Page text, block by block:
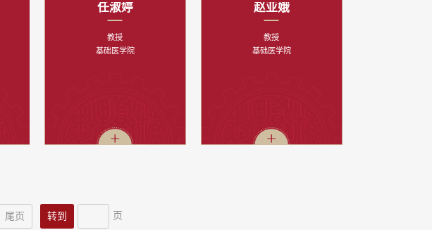
任淑婷
教授
基础医学院
赵亚娥
教授
基础医学院
尾页 页